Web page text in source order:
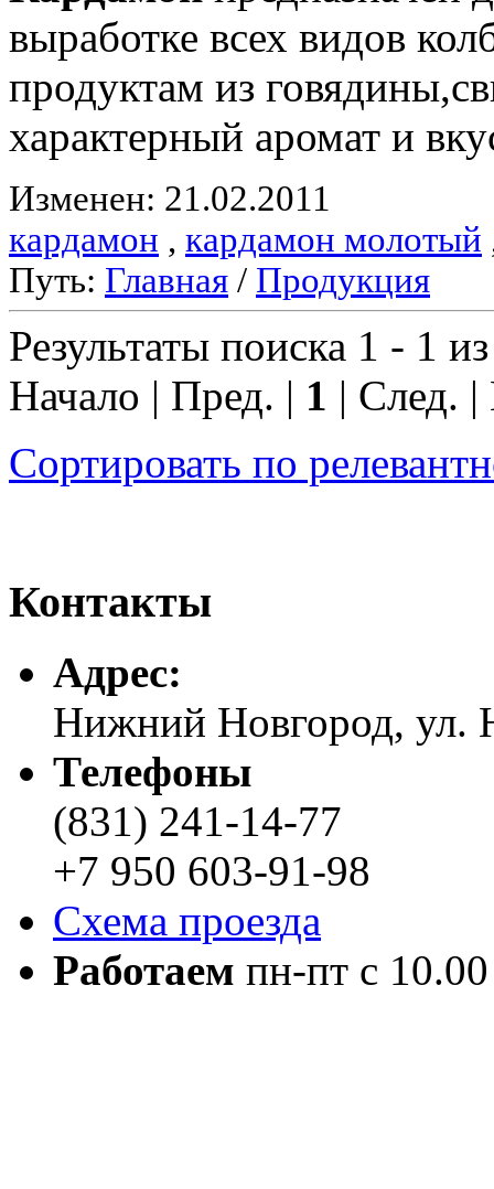
выработке всех видов
продуктам из
характерный аромат и
Изменен: 21.02.2011
кардамон , кардамон молотый
Путь: Главная / Продукция
Результаты поиска 1 - 1
Начало | Пред. | 1 | След.
Сортировать по
Контакты
Адреc:
Нижний Новгород, ул.
Телефоны
(831) 241-14-77
+7 950 603-91-98
Схема проезда
Работаем пн-пт с